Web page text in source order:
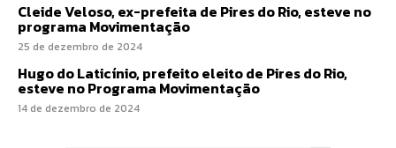
Cleide Veloso, ex-prefeita de Pires do Rio, esteve no
programa Movimentação
25 de dezembro de 2024
Hugo do Laticínio, prefeito eleito de Pires do Rio,
esteve no Programa Movimentação
14 de dezembro de 2024